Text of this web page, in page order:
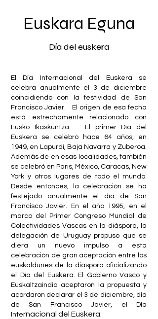
Euskara Eguna
Día del euskera
El Día Internacional del Euskera se
celebra anualmente el 3 de diciembre
coincidiendo con la festividad de San
Francisco Javier. El origen de esa fecha
está estrechamente relacionado con
Eusko Ikaskuntza. El primer Día del
Euskera se celebró hace 64 años, en
1949, en Lapurdi, Baja Navarra y Zuberoa.
Además de en esas localidades, también
se celebró en Paris, México, Caracas, New
York y otros lugares de todo el mundo.
Desde entonces, la celebración se ha
festejado anualmente el día de San
Francisco Javier. En el año 1995, en el
marco del Primer Congreso Mundial de
Colectividades Vascas en la diáspora, la
delegación de Uruguay propuso que se
diera un nuevo impulso a esta
celebración de gran aceptación entre los
euskaldunes de la diáspora oficializando
el Día del Euskera. El Gobierno Vasco y
Euskaltzaindia aceptaron la propuesta y
acordaron declarar el 3 de diciembre, día
de San Francisco Javier, el Día
Internacional del Euskera.